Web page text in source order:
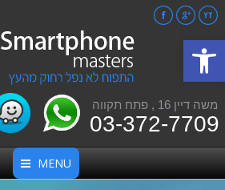
פתח סרגל נגישות
משה דיין 16 , פתח תקווה
03-372-7709
FacebookGoogle+
YouTube
MENU